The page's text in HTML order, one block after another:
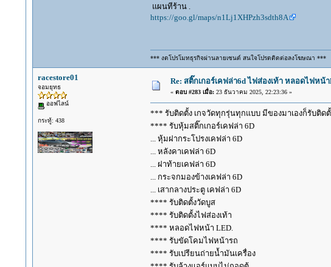
แผนทีร้าน .
https://goo.gl/maps/n1Lj1XHPzh3sdth8A
*** งดโปรโมทธุรกิจผ่านลายเซนต์ สนใจโปรดติดต่อลงโฆษณา ***
racestore01
จอมยุทธ
ออฟไลน์
กระทู้: 438
Re: สติ๊กเกอร์เคฟล่า6d ไฟส่องเท้า หลอดไฟหน้
« ตอบ #283 เมื่อ:23 ธันวาคม 2025, 22:23:36 »
*** รับติดตั้ง เกจวัดทุกรุ่นทุกแบบ มีของมาเองก็รับติด
**** รับหุ้มสติ๊กเกอร์เคฟล่า 6D
... หุ้มฝากระโปรงเคฟล่า 6D
... หลังคาเคฟล่า 6D
... ฝาท้ายเคฟล่า 6D
... กระจกมองข้างเคฟล่า 6D
... เสากลางประตู เคฟล่า 6D
**** รับติดตั้งวัดบูส
**** รับติดตั้งไฟส่องเท้า
**** หลอดไฟหน้า LED.
**** รับขัดโคมไฟหน้ารถ
**** รับเปรียนถ่ายน้ำมันเครื่อง